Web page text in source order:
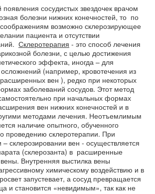
сосудистых звездочек врачом
болезни нижних конечностей, то по
возможно склерозирующее
пациента и отсутствии
Склеротерапия - это способ лечения
болезни, с целью достижения
эффекта, иногда – для
(например, кровотечения из
вен ), редко при некоторых
заболеваний сосудов. Этот метод
при начальных формах
вен нижних конечностей и в
методами лечения. Неотъемлимым
наличие опытного, обученного
проведению склеротерапии. При
– склерозировании вен - осуществляется
(склерозанта) в расширенные
Внутренняя выстилка вены
химическому воздействию и в
запустевает, а сосуд превращается
и становится «невидимым», так как не